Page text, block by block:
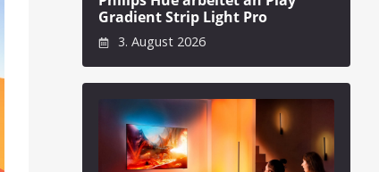
Gradient Strip Light Pro
3. August 2026